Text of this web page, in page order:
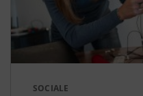
SOCIALE